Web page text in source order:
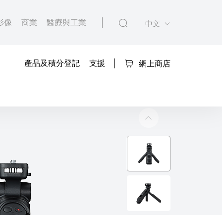
像 商業 醫療與工業 中文
產品及積分登記 支援 網上商店